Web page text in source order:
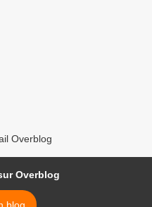
Overblog
Overblog